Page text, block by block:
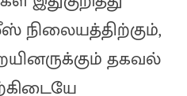
நிலையத்திற்கும்,
தகவல்